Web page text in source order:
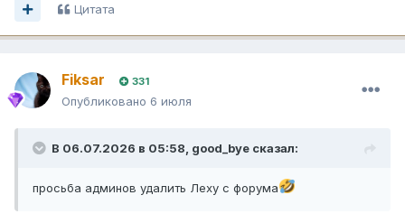
Цитата
Fiksar 331
Опубликовано 6 июля
В 06.07.2026 в 05:58, good_bye сказал:
просьба админов удалить Леху с форума